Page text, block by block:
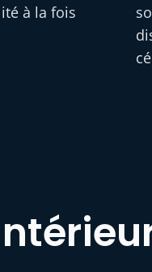
à la fois